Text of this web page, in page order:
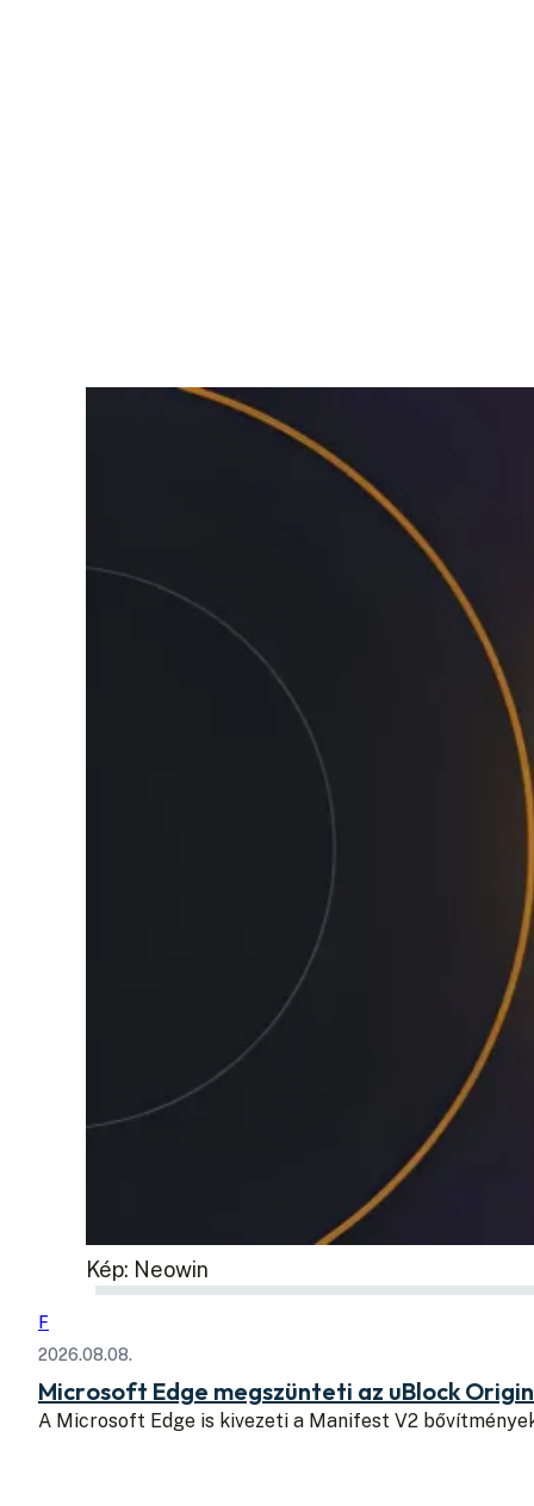
Kép: Neowin
F
2026.08.08.
Microsoft Edge megszünteti az uBlock
A Microsoft Edge is kivezeti a Manifest V2